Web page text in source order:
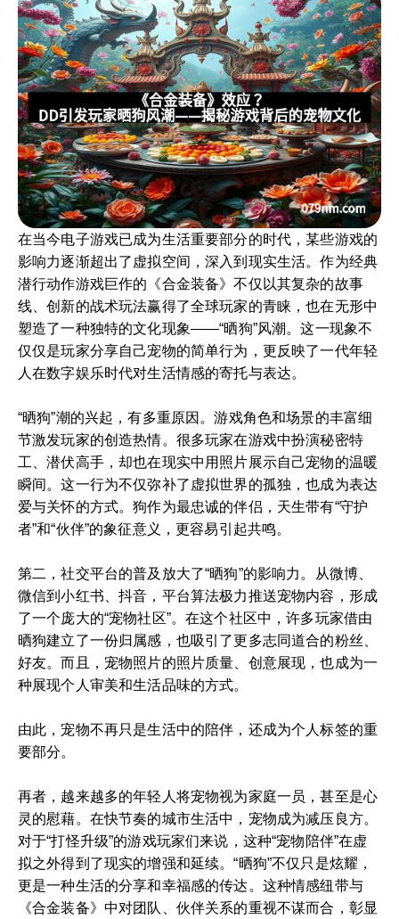
在当今电子游戏已成为生活重要部分的时代，某些游戏的
影响力逐渐超出了虚拟空间，深入到现实生活。作为经典
潜行动作游戏巨作的《合金装备》不仅以其复杂的故事
线、创新的战术玩法赢得了全球玩家的青睐，也在无形中
塑造了一种独特的文化现象——“晒狗”风潮。这一现象不
仅仅是玩家分享自己宠物的简单行为，更反映了一代年轻
人在数字娱乐时代对生活情感的寄托与表达。
“晒狗”潮的兴起，有多重原因。游戏角色和场景的丰富细
节激发玩家的创造热情。很多玩家在游戏中扮演秘密特
工、潜伏高手，却也在现实中用照片展示自己宠物的温暖
瞬间。这一行为不仅弥补了虚拟世界的孤独，也成为表达
爱与关怀的方式。狗作为最忠诚的伴侣，天生带有“守护
者”和“伙伴”的象征意义，更容易引起共鸣。
第二，社交平台的普及放大了“晒狗”的影响力。从微博、
微信到小红书、抖音，平台算法极力推送宠物内容，形成
了一个庞大的“宠物社区”。在这个社区中，许多玩家借由
晒狗建立了一份归属感，也吸引了更多志同道合的粉丝、
好友。而且，宠物照片的照片质量、创意展现，也成为一
种展现个人审美和生活品味的方式。
由此，宠物不再只是生活中的陪伴，还成为个人标签的重
要部分。
再者，越来越多的年轻人将宠物视为家庭一员，甚至是心
灵的慰藉。在快节奏的城市生活中，宠物成为减压良方。
对于“打怪升级”的游戏玩家们来说，这种“宠物陪伴”在虚
拟之外得到了现实的增强和延续。“晒狗”不仅只是炫耀，
更是一种生活的分享和幸福感的传达。这种情感纽带与
《合金装备》中对团队、伙伴关系的重视不谋而合，彰显